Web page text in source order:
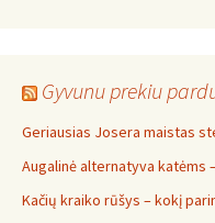
Gyvunu prekiu
Geriausias Josera maistas
Augalinė alternatyva katėms
Kačių kraiko rūšys – kokį